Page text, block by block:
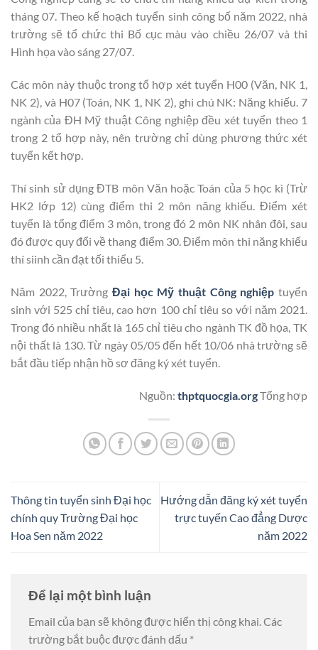
tháng 07. Theo kế hoạch tuyển sinh công bố năm 2022, nhà
trường sẽ tổ chức thi Bố cục màu vào chiều 26/07 và thi
Hình họa vào sáng 27/07.
Các môn này thuộc trong tổ hợp xét tuyển H00 (Văn, NK 1,
NK 2), và H07 (Toán, NK 1, NK 2), ghi chú NK: Năng khiếu. 7
ngành của ĐH Mỹ thuật Công nghiệp đều xét tuyển theo 1
trong 2 tổ hợp này, nên trường chỉ dùng phương thức xét
tuyển kết hợp.
Thí sinh sử dụng ĐTB môn Văn hoặc Toán của 5 học kì (Trừ
HK2 lớp 12) cùng điểm thi 2 môn năng khiếu. Điểm xét
tuyển là tổng điểm 3 môn, trong đó 2 môn NK nhân đôi, sau
đó được quy đổi về thang điểm 30. Điểm môn thi năng khiếu
thí siinh cần đạt tối thiểu 5.
Năm 2022, Trường Đại học Mỹ thuật Công nghiệp tuyển
sinh với 525 chỉ tiêu, cao hơn 100 chỉ tiêu so với năm 2021.
Trong đó nhiều nhất là 165 chỉ tiêu cho ngành TK đồ họa, TK
nội thất là 130. Từ ngày 05/05 đến hết 10/06 nhà trường sẽ
bắt đầu tiếp nhận hồ sơ đăng ký xét tuyển.
Nguồn: thptquocgia.orgTổng hợp
Thông tin tuyển sinh Đại học
chính quy Trường Đại học
Hoa Sen năm 2022
Hướng dẫn đăng ký xét tuyển
trực tuyến Cao đẳng Dược
năm 2022
Để lại một bình luận
Email của bạn sẽ không được hiển thị công khai.Các
trường bắt buộc được đánh dấu *